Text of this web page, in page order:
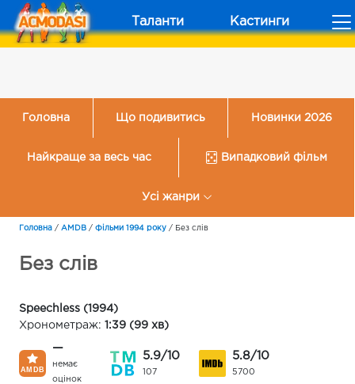
Таланти Кастинги
Головна Що подивитись Новинки 2026
Найкраще за весь час Випадковий фільм
Усі жанри
Головна / AMDB / Фільми 1994 року / Без слів
Без слів
Speechless (1994)
Хронометраж: 1:39 (99 хв)
—
немає
оцінок
5.9/10
107
5.8/10
5700